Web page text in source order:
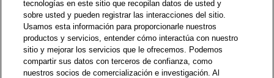
Política de Privacidad | WA Privacy Policy | Mapa del sitio
Zona de Bienestar | © 1999 - 2026 CVS.com
tecnologías en este sitio que recopilan datos de usted y
sobre usted y pueden registrar las interacciones del sitio.
Usamos esta información para proporcionarle nuestros
productos y servicios, entender cómo interactúa con nuestro
sitio y mejorar los servicios que le ofrecemos. Podemos
compartir sus datos con terceros de confianza, como
nuestros socios de comercialización e investigación. Al